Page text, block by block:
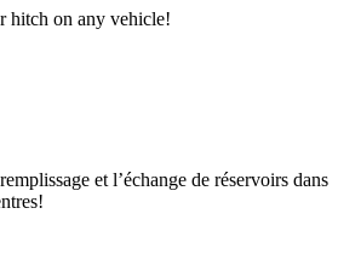
hitch on any vehicle!
et l’échange de réservoirs dans